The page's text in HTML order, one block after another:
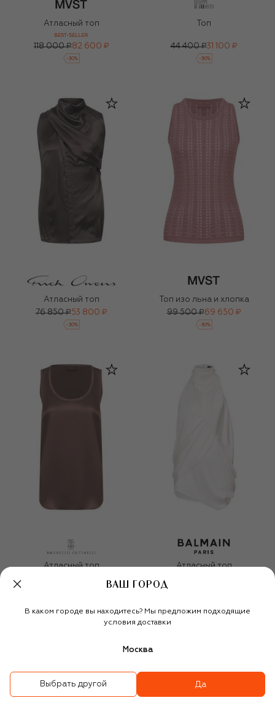
Атласный топ
BEST-SELLER
118 000 ₽82 600 ₽
-30%
Топ
44 400 ₽31 100 ₽
-30%
Атласный топ
76 850 ₽53 800 ₽
-30%
Топ изо льна и хлопка
99 500 ₽69 650 ₽
-30%
Атласный топ
Атласный топ
ВАШ ГОРОД
В каком городе вы находитесь? Мы предложим подходящие
условия доставки
Москва
Выбрать другой Да